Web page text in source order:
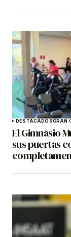
DESTACADOSGRAN
El Gimnasio
sus puertas